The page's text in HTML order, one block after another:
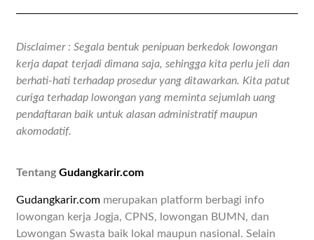
Disclaimer : Segala bentuk penipuan berkedok lowongan
kerja dapat terjadi dimana saja, sehingga kita perlu jeli dan
berhati-hati terhadap prosedur yang ditawarkan. Kita patut
curiga terhadap lowongan yang meminta sejumlah uang
pendaftaran baik untuk alasan administratif maupun
akomodatif.
TentangGudangkarir.com
Gudangkarir.com merupakan platform berbagi info
lowongan kerja Jogja, CPNS, lowongan BUMN, dan
Lowongan Swasta baik lokal maupun nasional. Selain